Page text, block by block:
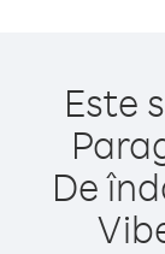
Este
De